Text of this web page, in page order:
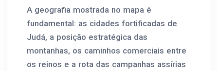
A geografia mostrada no mapa é
fundamental: as cidades fortificadas de
Judá, a posição estratégica das
montanhas, os caminhos comerciais entre
os reinos e a rota das campanhas assírias